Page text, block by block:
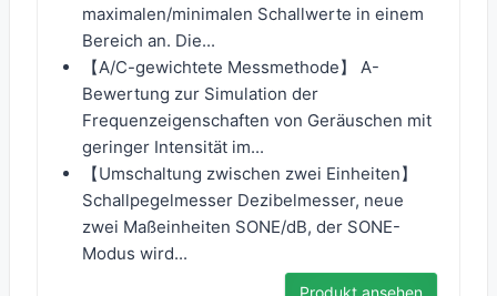
maximalen/minimalen Schallwerte in einem
Bereich an. Die...
【A/C-gewichtete Messmethode】 A-
Bewertung zur Simulation der
Frequenzeigenschaften von Geräuschen mit
geringer Intensität im...
【Umschaltung zwischen zwei Einheiten】
Schallpegelmesser Dezibelmesser, neue
zwei Maßeinheiten SONE/dB, der SONE-
Modus wird...